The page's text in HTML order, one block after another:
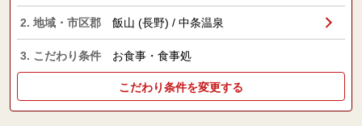
2. 地域・市区郡 飯山 (長野) / 中条温泉
3. こだわり条件 お食事・食事処
こだわり条件を変更する